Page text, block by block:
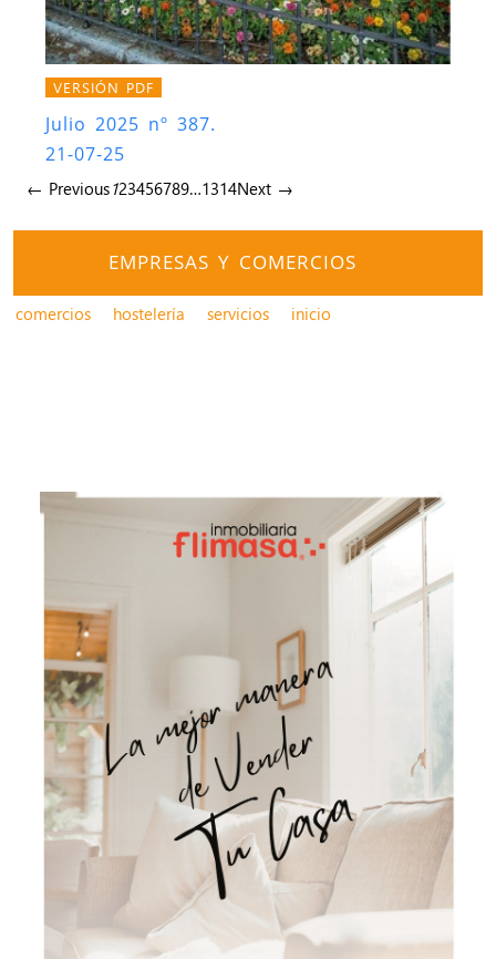
VERSIÓN PDF
Julio 2025 nº 387.
21-07-25
← Previous123456789…1314Next →
EMPRESAS Y COMERCIOS
comercios hostelería servicios inicio